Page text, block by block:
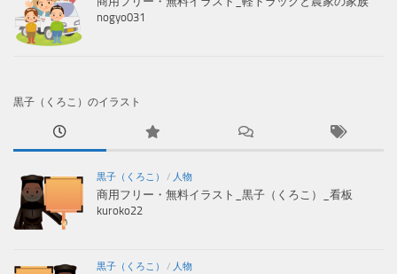
nogyo031
黒子（くろこ）のイラスト
黒子（くろこ） / 人物
商用フリー・無料イラスト_黒子（くろこ）_看板
kuroko22
黒子（くろこ） / 人物